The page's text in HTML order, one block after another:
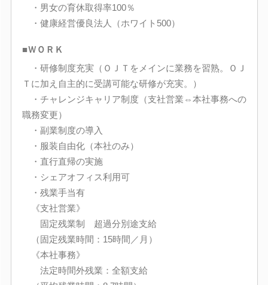
・男女の育休取得率100％
・健康経営優良法人（ホワイト500）
■ＷＯＲＫ
・研修制度充実（ＯＪＴをメインに業務を習熟。ＯＪ
Ｔに加え自主的に受講可能な研修が充実。）
・チャレンジキャリア制度（支社営業⇔本社事務への
職務変更）
・副業制度の導入
・服装自由化（本社のみ）
・直行直帰の実施
・シェアオフィス利用可
・残業手当有
《支社営業》
固定残業制 超過分別途支給
（固定残業時間：15時間／月）
《本社事務》
法定時間外残業：全額支給